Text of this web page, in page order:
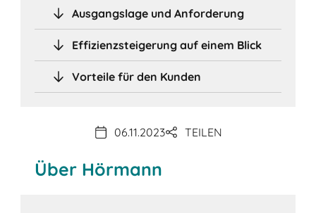
Ausgangslage und Anforderung
Effizienzsteigerung auf einem Blick
Vorteile für den Kunden
06.11.2023 TEILEN
Über Hörmann